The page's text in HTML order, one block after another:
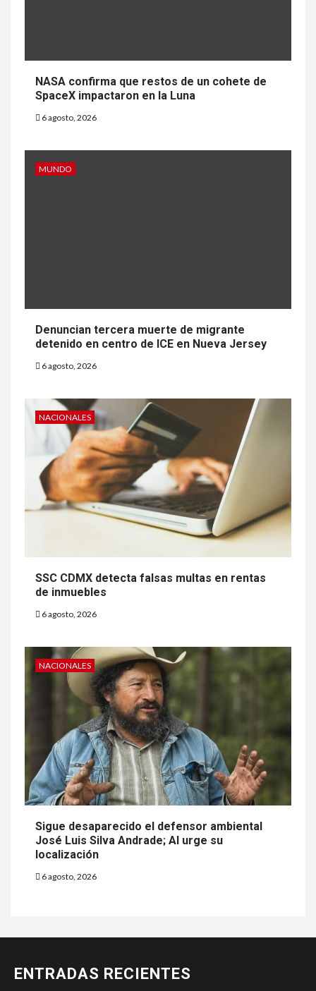
NASA confirma que restos de un cohete de
SpaceX impactaron en la Luna
6 agosto, 2026
MUNDO
Denuncian tercera muerte de migrante
detenido en centro de ICE en Nueva Jersey
6 agosto, 2026
NACIONALES
SSC CDMX detecta falsas multas en rentas
de inmuebles
6 agosto, 2026
NACIONALES
Sigue desaparecido el defensor ambiental
José Luis Silva Andrade; AI urge su
localización
6 agosto, 2026
ENTRADAS RECIENTES